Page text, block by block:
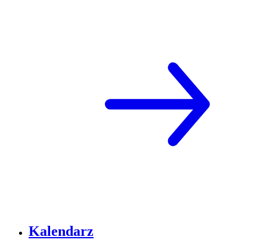
Kalendarz